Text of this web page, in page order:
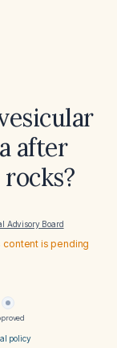
after
Advisory Board
content is pending
policy